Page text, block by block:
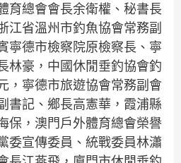
育總會會長余衛權、秘書長
江省溫州市釣魚協會常務副
寧德市檢察院原檢察長、寧
林豪，中國休閒垂釣協會釣
，寧德市旅遊協會常務副會
書記、鄉長高憲華，霞浦縣
保，澳門戶外體育總會榮譽
委宣傳委員、統戰委員林瀟